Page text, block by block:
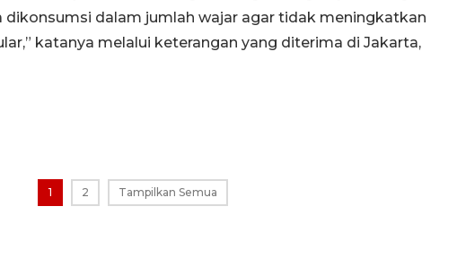
dikonsumsi dalam jumlah wajar agar tidak meningkatkan
katanya melalui keterangan yang diterima di Jakarta,
1 2 Tampilkan Semua